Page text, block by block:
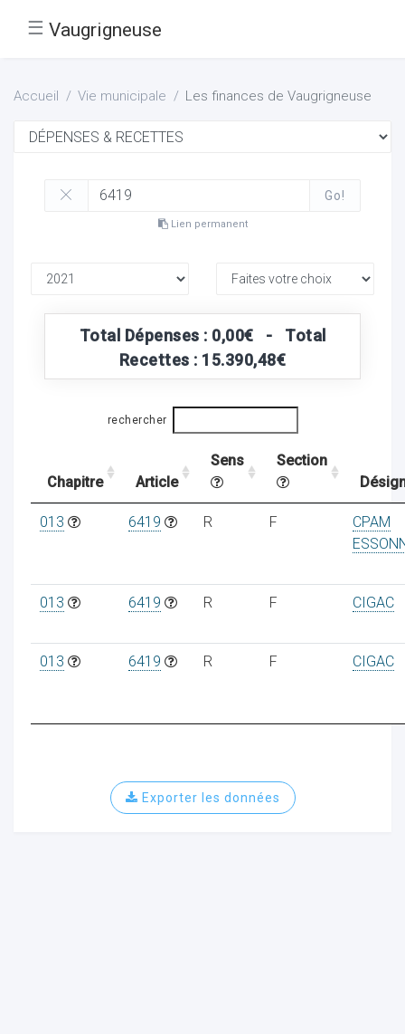
☰ Vaugrigneuse
Accueil Vie municipale Les finances de Vaugrigneuse
Go!
Lien permanent
Total Dépenses : 0,00€ - Total
Recettes : 15.390,48€
rechercher
Chapitre Article
Sens
Section
013 6419 R F
CPAM
013 6419 R F CIGAC
013 6419 R F CIGAC
Exporter les données